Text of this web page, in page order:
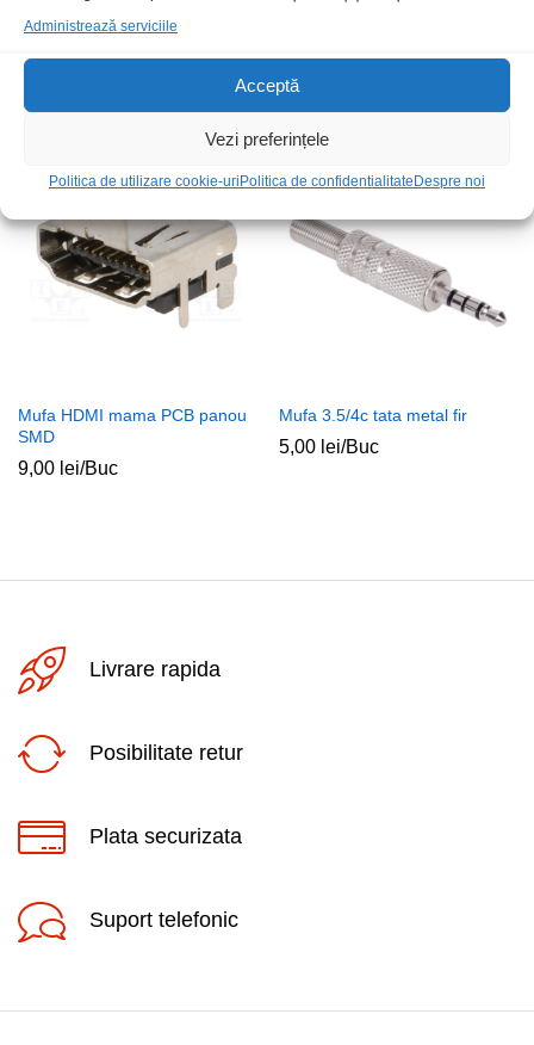
Administrează serviciile
Acceptă
Vezi preferințele
Politica de utilizare cookie-uri Politica de confidentialitate Despre noi
SMD
Mufa HDMI mama PCB panou
SMD
9,00 lei/Buc
Mufa 3.5/4c tata metal fir
5,00 lei/Buc
Livrare rapida
Posibilitate retur
Plata securizata
Suport telefonic